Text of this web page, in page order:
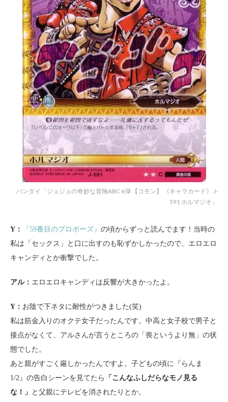
バンダイ「ジョジョの奇妙な冒険ABC 6弾 【コモン】 《キャラカード》 J-
591 ホルマジオ」
Y： 『59番目のプロポーズ』 の頃からずっと読んでます！当時の
私は「セックス」と口に出すのも恥ずかしかったので、エロエロ
キャンディとか衝撃でした。
アル： エロエロキャンディは反響が大きかったよ。
Y： お陰で下ネタに耐性がつきました(笑)
私は筋金入りのオクテ女子だったんです。中高と女子校で男子と
接点がなくて、アルさんが言うところの「喪というより無」の状
態でした。
あと親がすごく厳しかったんですよ。子どもの頃に『らんま
1/2』の告白シーンを見てたら
「こんなふしだらなモノ見る
な！」 と父親にテレビを消されたりとか。